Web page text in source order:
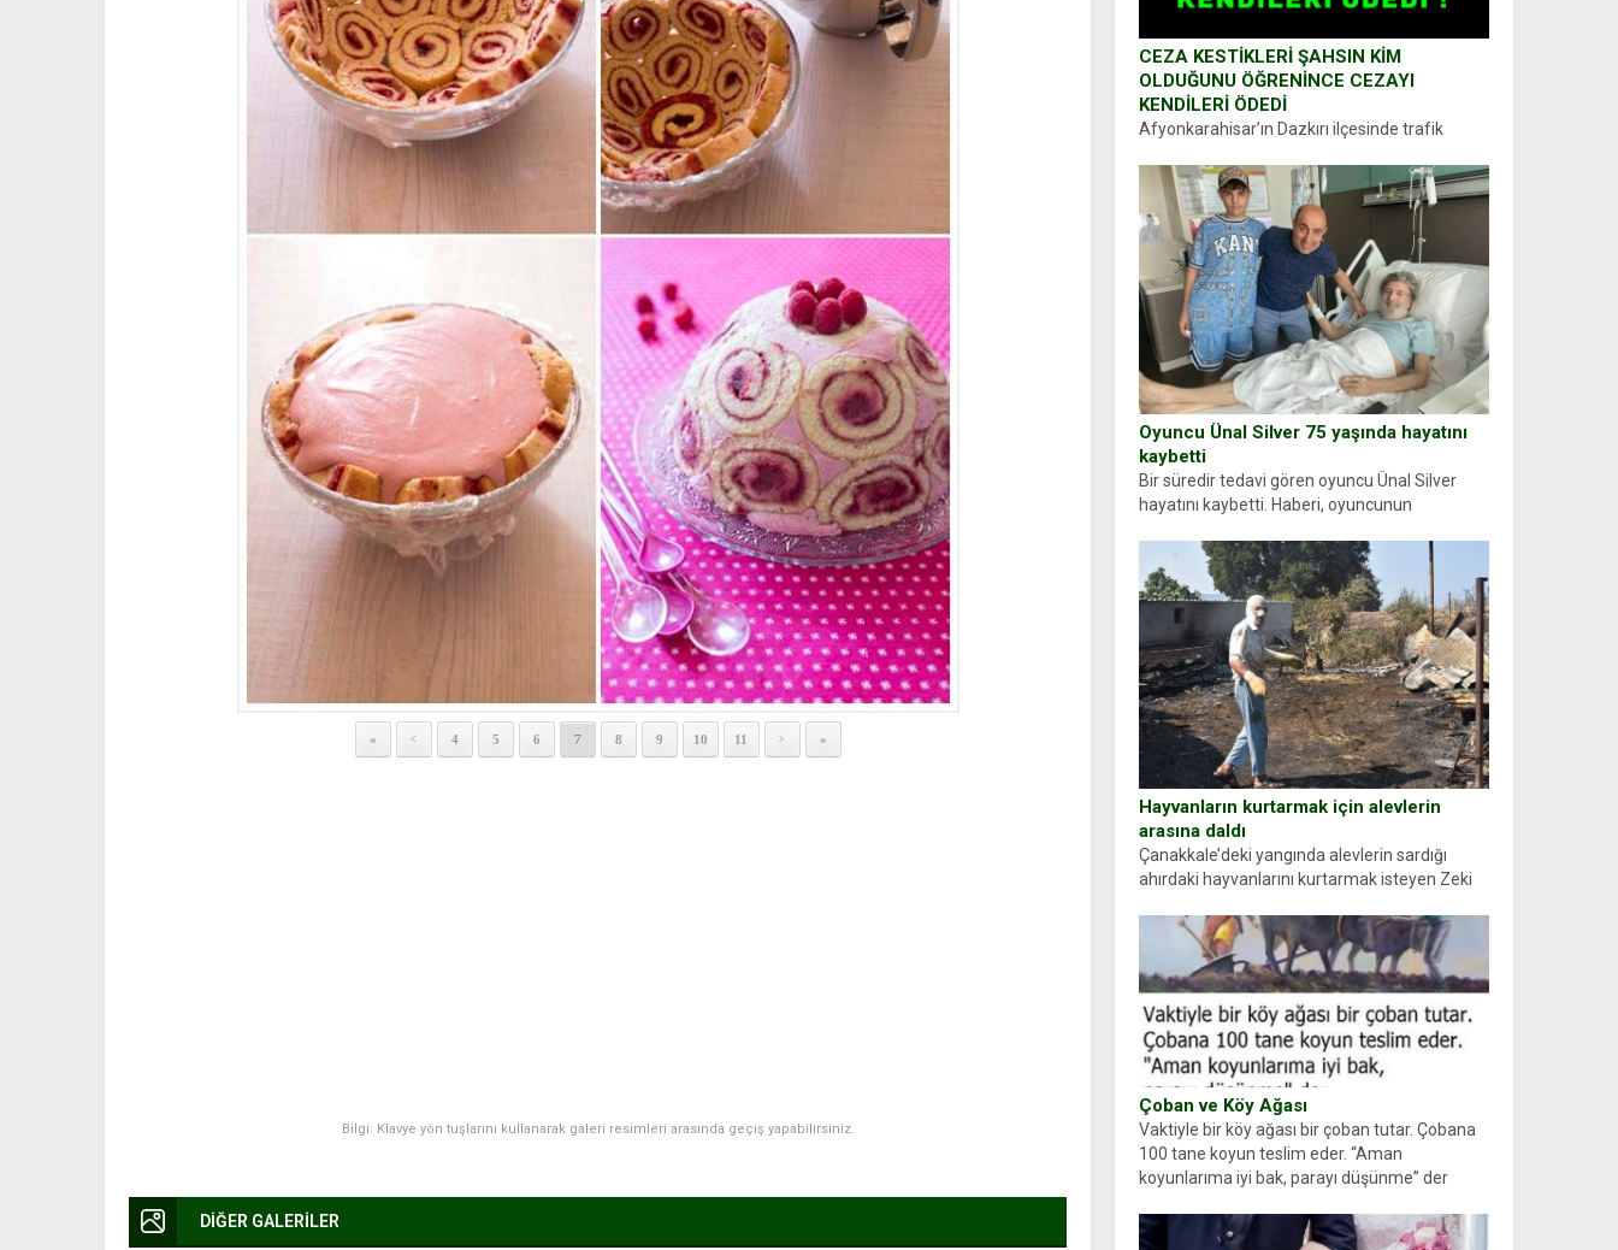
CEZA KESTİKLERİ ŞAHSIN KİM
OLDUĞUNU ÖĞRENİNCE CEZAYI
KENDİLERİ ÖDEDİ
Afyonkarahisar’ın Dazkırı ilçesinde trafik
durdurdukları bir otomobilin sürücüsünden
ehliyet ve ruhsat sorup belgelerini istedi.
Sürücü Abdurrahman Ö.nün verdiği evraklarda
eksik olduğunu...
Oyuncu Ünal Silver 75 yaşında hayatını
kaybetti
Bir süredir tedavi gören oyuncu Ünal Silver
hayatını kaybetti. Haberi, oyuncunun
sosyal medya hesabında “Usta Oyuncumuz ve
çok değerli dostumuz...
Hayvanların kurtarmak için alevlerin
arasına daldı
Çanakkale’deki yangında alevlerin sardığı
ahırdaki hayvanlarını kurtarmak isteyen Zeki
ellerinde yanıklar oluşan Demir, kâbus dolu
anları anlattı… Merkeze bağlı...
Çoban ve Köy Ağası
Vaktiyle bir köy ağası bir çoban tutar. Çobana
100 tane koyun teslim eder. “Aman
koyunlarıma iyi bak, parayı düşünme” der
« < 4 5 6 7 8 9 10 11 > »
Bilgi: Klavye yön tuşlarını kullanarak galeri resimleri arasında geçiş yapabilirsiniz.
DİĞER GALERİLER